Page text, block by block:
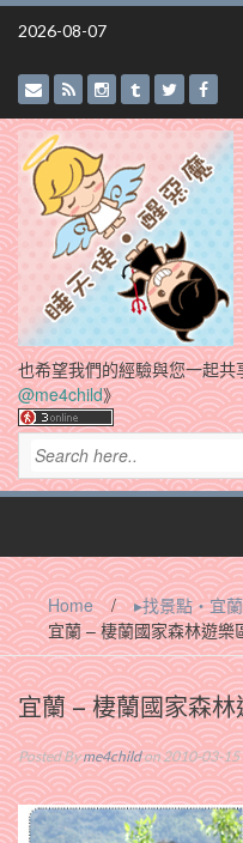
Skip
2026-08-07
也希望我們的經驗與您一起
@me4child》
Home / ▸找景點‧宜
宜蘭 – 棲蘭國家森林遊樂
宜蘭 – 棲蘭國家森
Posted Byme4childon 2010-03-15